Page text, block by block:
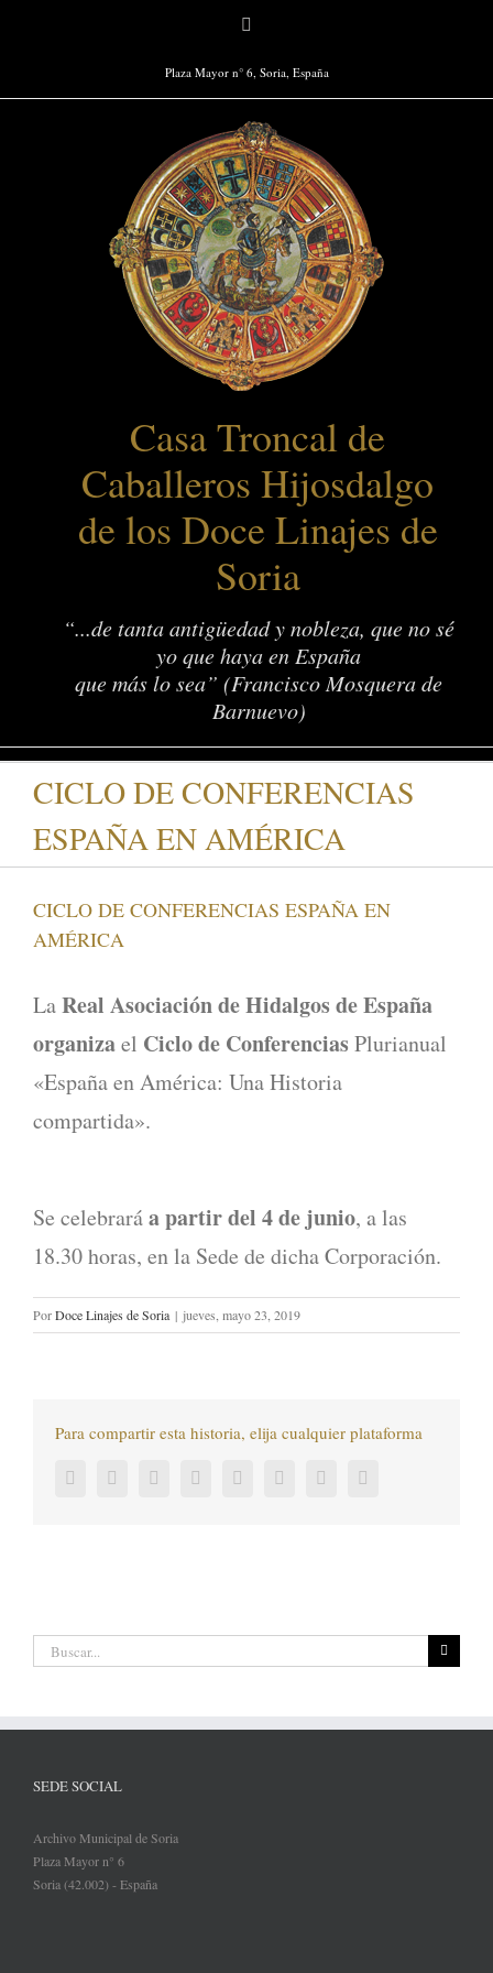
Plaza Mayor n° 6, Soria, España
Casa Troncal de
Caballeros Hijosdalgo
de los Doce Linajes de
Soria
“...de tanta antigüedad y nobleza, que no sé
yo que haya en España
que más lo sea” (Francisco Mosquera de
Barnuevo)
CICLO DE CONFERENCIAS
ESPAÑA EN AMÉRICA
CICLO DE CONFERENCIAS ESPAÑA EN
AMÉRICA
LaReal Asociación de Hidalgos de España
organizael Ciclo de Conferencias Plurianual
«España en América: Una Historia
compartida».
Se celebraráa partir del 4 de junio, a las
18.30 horas, en la Sede de dicha Corporación.
PorDoce Linajes de Soria | jueves, mayo 23, 2019
Para compartir esta historia, elija cualquier plataforma
FacebookTwitter LinkedInReddit Tumblr Pinterest
Buscar:
SEDE SOCIAL
Archivo Municipal de Soria
Plaza Mayor n° 6
Soria (42.002) - España